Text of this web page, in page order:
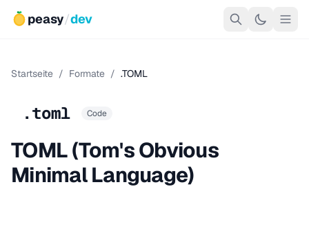
peasy/dev
Startseite / Formate / .TOML
.toml Code
TOML (Tom's Obvious
Minimal Language)